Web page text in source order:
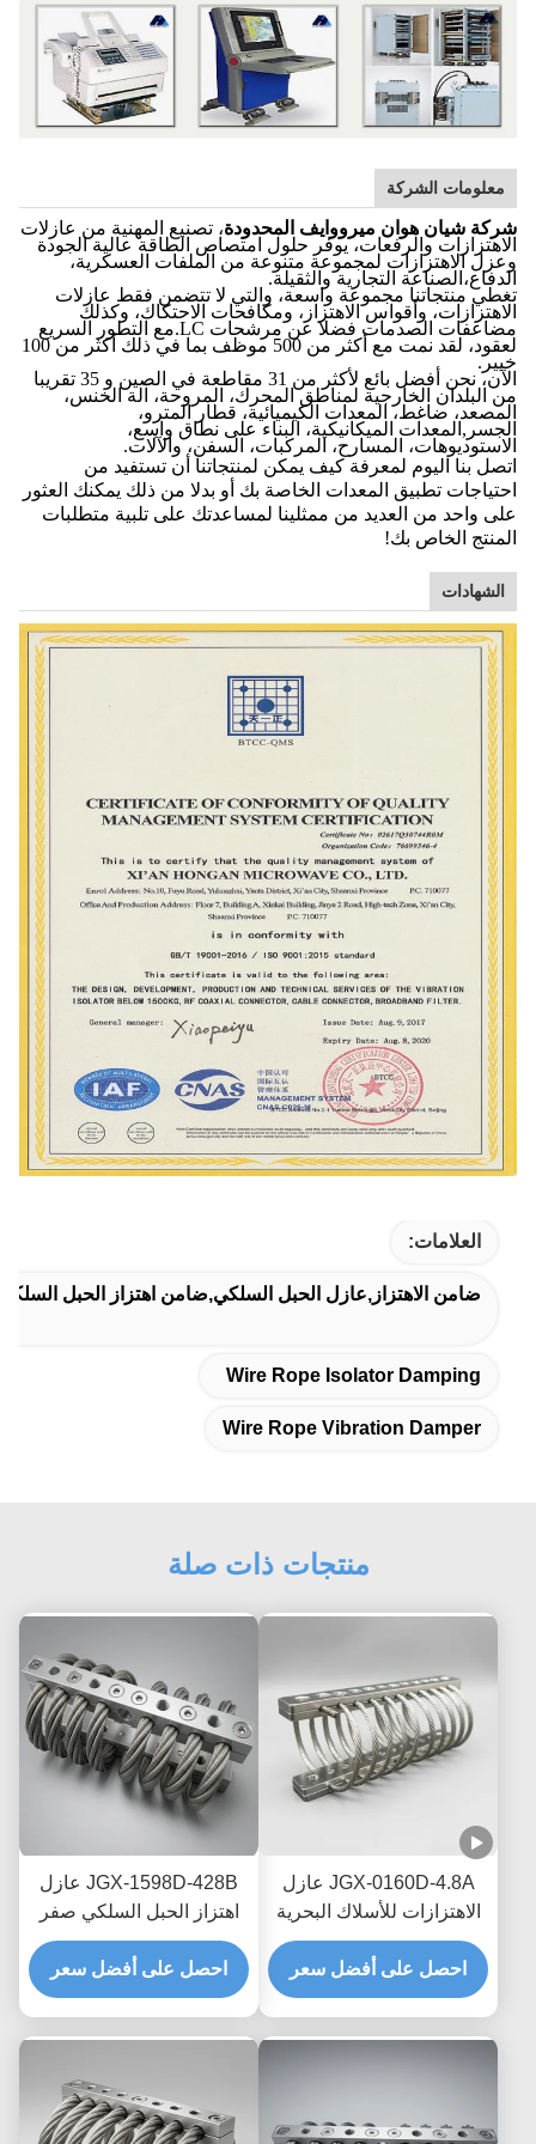
معلومات الشركة
شركة شيان هوان ميرووايف المحدودة، تصنيع المهنية من عازلات
الاهتزازات والرفعات، يوفر حلول امتصاص الطاقة عالية الجودة
وعزل الاهتزازات لمجموعة متنوعة من الملفات العسكرية،
الدفاع،الصناعة التجارية والثقيلة.
تغطي منتجاتنا مجموعة واسعة، والتي لا تتضمن فقط عازلات
الاهتزازات، وأقواس الاهتزاز، ومكافحات الاحتكاك، وكذلك
مضاعفات الصدمات فضلا عن مرشحات LC.مع التطور السريع
لعقود، لقد نمت مع أكثر من 500 موظف بما في ذلك أكثر من 100
خبير.
الآن، نحن أفضل بائع لأكثر من 31 مقاطعة في الصين و 35 تقريبا
من البلدان الخارجية لمناطق المحرك، المروحة، آلة الخنس،
المصعد، ضاغط، المعدات الكيميائية، قطار المترو،
الجسر,المعدات الميكانيكية، البناء على نطاق واسع،
الاستوديوهات، المسارح، المركبات، السفن، والآلات.
اتصل بنا اليوم لمعرفة كيف يمكن لمنتجاتنا أن تستفيد من
احتياجات تطبيق المعدات الخاصة بك أو بدلا من ذلك يمكنك العثور
على واحد من العديد من ممثلينا لمساعدتك على تلبية متطلبات
المنتج الخاص بك!
الشهادات
العلامات:
ضامن الاهتزاز,عازل الحبل السلكي,ضامن اهتزاز الحبل السلكي
Wire Rope Isolator Damping
Wire Rope Vibration Damper
منتجات ذات صلة
JGX-0160D-4.8A عازل
الاهتزازات للأسلاك البحرية
البحرية الخالية من الصيانة
احصل على أفضل سعر
JGX-1598D-428B عازل
اهتزاز الحبل السلكي صفر
الزحف التخفيف الاحتكاك
الخالي من الزيت لحماية
النقل البحري العابر
احصل على أفضل سعر